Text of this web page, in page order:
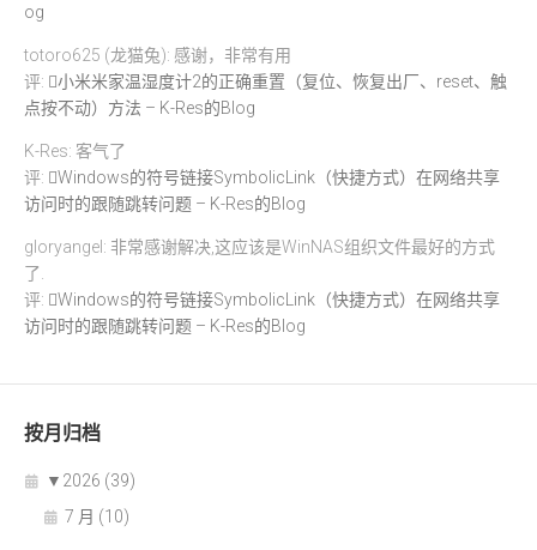
og
totoro625 (龙猫兔): 感谢，非常有用
评:
小米米家温湿度计2的正确重置（复位、恢复出厂、reset、触
点按不动）方法 – K-Res的Blog
K-Res: 客气了
评:
Windows的符号链接SymbolicLink（快捷方式）在网络共享
访问时的跟随跳转问题 – K-Res的Blog
gloryangel: 非常感谢解决,这应该是WinNAS组织文件最好的方式
了.
评:
Windows的符号链接SymbolicLink（快捷方式）在网络共享
访问时的跟随跳转问题 – K-Res的Blog
按月归档
▼ 2026 (39)
7 月 (10)